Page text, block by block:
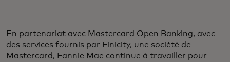
En partenariat avec Mastercard Open Banking, avec
des services fournis par Finicity, une société de
Mastercard, Fannie Mae continue à travailler pour